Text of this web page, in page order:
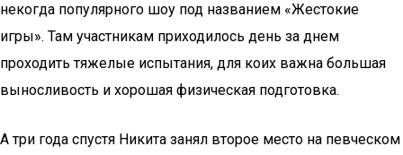
некогда популярного шоу под названием «Жестокие
игры». Там участникам приходилось день за днем
проходить тяжелые испытания, для коих важна большая
выносливость и хорошая физическая подготовка.
А три года спустя Никита занял второе место на певческом